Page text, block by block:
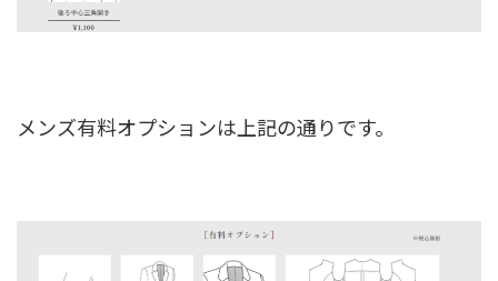
メンズ有料オプションは上記の通りです。